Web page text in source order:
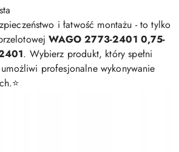
i łatwość montażu - to tylko
WAGO 2773-2401 0,75-
. Wybierz produkt, który spełni
profesjonalne wykonywanie